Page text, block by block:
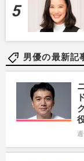
男優の最新記